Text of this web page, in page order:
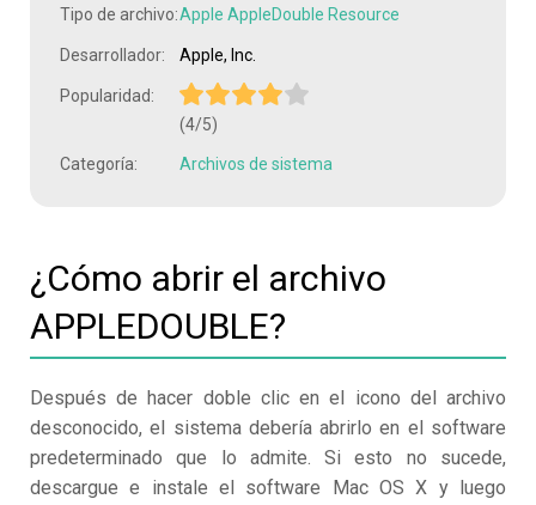
Tipo de archivo:Apple AppleDouble Resource
Desarrollador: Apple, Inc.
Popularidad:
(4/5)
Categoría: Archivos de sistema
¿Cómo abrir el archivo
APPLEDOUBLE?
Después de hacer doble clic en el icono del archivo
desconocido, el sistema debería abrirlo en el software
predeterminado que lo admite. Si esto no sucede,
descargue e instale el software Mac OS X y luego